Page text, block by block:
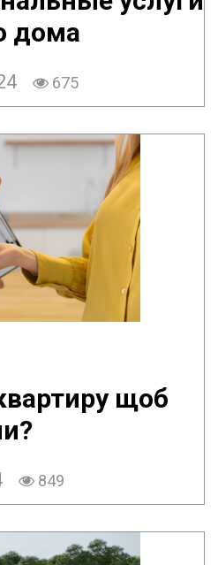
дома
675
щоб
849